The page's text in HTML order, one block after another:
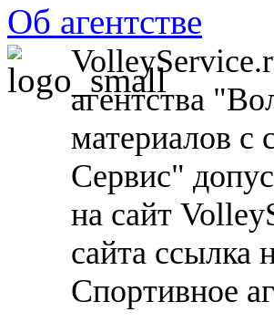
Об агентстве
агентства
материалов с
Сервис"
на сайт
сайта ссылка
Спортивное